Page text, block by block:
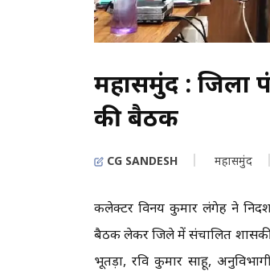
महासमुंद : जिला
की बैठक
CG SANDESH महासमुंद
कलेक्टर विनय कुमार लंगेह ने
बैठक लेकर जिले में संचालित
भूतड़ा, रवि कुमार साहू,